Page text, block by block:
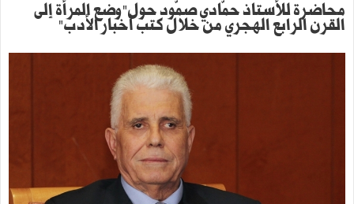
محاضرة للأستاذ حمّادي صمّود حول"وضع المرأة إلى
القرن الرابع الهجري من خلال كتب أخبار الأدب"